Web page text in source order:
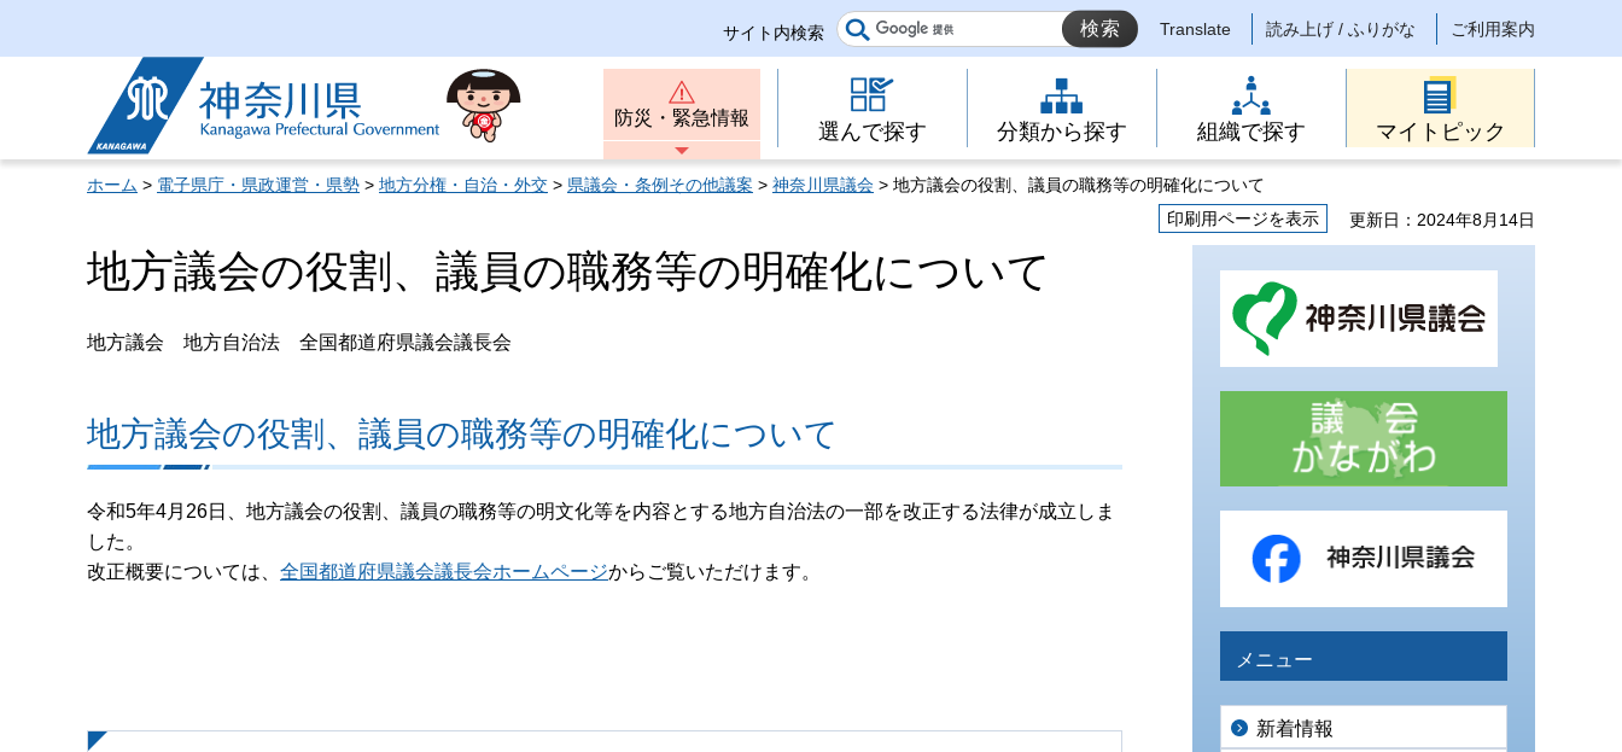
サイト内検索 Translate 読み上げ / ふりがな ご利用案内
神奈川県
防災・緊急情報
選んで探す 分類から探す 組織で探す マイトピック
ホーム > 電子県庁・県政運営・県勢 > 地方分権・自治・外交 > 県議会・条例その他議案 > 神奈川県議会 > 地方議会の役割、議員の職務等の明確化について
印刷用ページを表示
更新日：2024年8月14日
地方議会の役割、議員の職務等の明確化について
地方議会 地方自治法 全国都道府県議会議長会
地方議会の役割、議員の職務等の明確化について
令和5年4月26日、地方議会の役割、議員の職務等の明文化等を内容とする地方自治法の一部を改正する法律が成立しま
した。
改正概要については、 全国都道府県議会議長会ホームページからご覧いただけます。
メニュー
新着情報